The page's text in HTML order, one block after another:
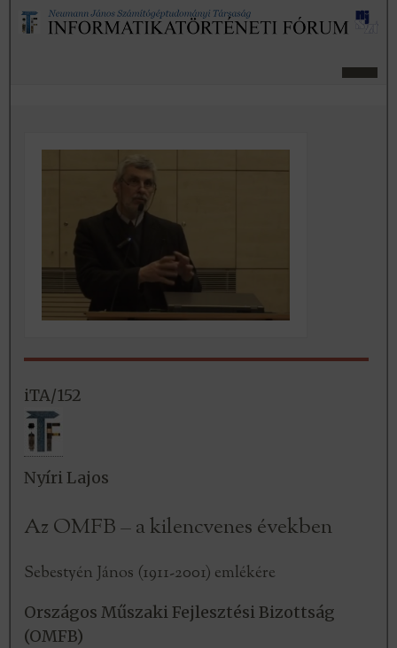
iTA/152
Nyíri Lajos
Az OMFB – a kilencvenes években
Sebestyén János (1911-2001) emlékére
Országos Műszaki Fejlesztési Bizottság
(OMFB)